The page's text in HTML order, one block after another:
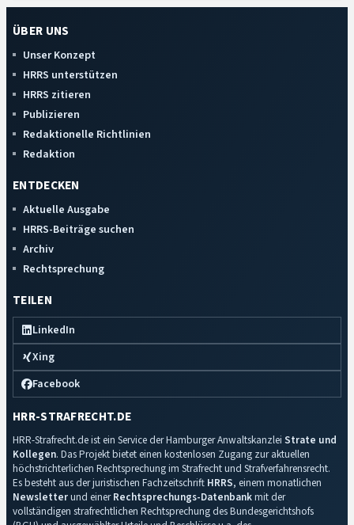
ÜBER UNS
Unser Konzept
HRRS unterstützen
HRRS zitieren
Publizieren
Redaktionelle Richtlinien
Redaktion
ENTDECKEN
Aktuelle Ausgabe
HRRS-Beiträge suchen
Archiv
Rechtsprechung
TEILEN
LinkedIn
Xing
Facebook
HRR-STRAFRECHT.DE
HRR-Strafrecht.de ist ein Service der Hamburger Anwaltskanzlei Strate und
Kollegen. Das Projekt bietet einen kostenlosen Zugang zur aktuellen
höchstrichterlichen Rechtsprechung im Strafrecht und Strafverfahrensrecht.
Es besteht aus der juristischen Fachzeitschrift HRRS, einem monatlichen
Newsletterund einerRechtsprechungs-Datenbankmit der
vollständigen strafrechtlichen Rechtsprechung des Bundesgerichtshofs